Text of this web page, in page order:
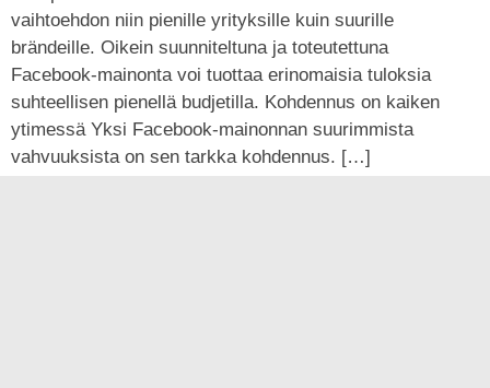
vaihtoehdon niin pienille yrityksille kuin suurille
brändeille. Oikein suunniteltuna ja toteutettuna
Facebook-mainonta voi tuottaa erinomaisia tuloksia
suhteellisen pienellä budjetilla. Kohdennus on kaiken
ytimessä Yksi Facebook-mainonnan suurimmista
vahvuuksista on sen tarkka kohdennus. […]